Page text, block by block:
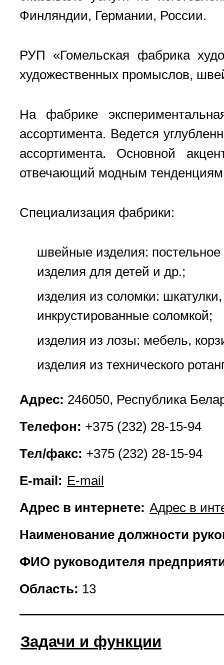
Финляндии, Германии, России.
РУП «Гомельская фабрика
художественных промыслов,
На фабрике
ассортимента. Ведется
ассортимента. Основной
отвечающий модным
Специализация фабрики:
швейные изделия: постельное
изделия для детей и др.;
изделия из соломки:
инкрустированные соломкой;
изделия из лозы: мебель,
изделия из технического
Адрес: 246050, Республика
Телефон: +375 (232) 28-15-94
Тел/факс: +375 (232) 28-15-94
E-mail: E-mail
Адрес в интернете: Адрес в
Наименование должности
ФИО руководителя
Область: 13
Задачи и функции